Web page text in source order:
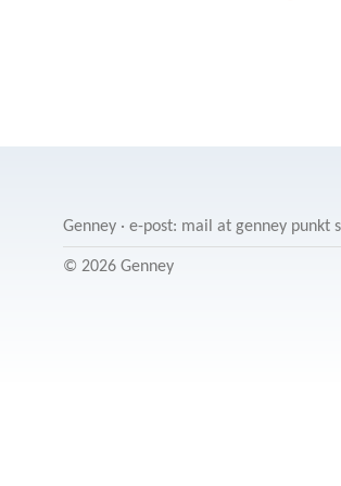
Genney · e-post: mail at genney punkt
© 2026 Genney